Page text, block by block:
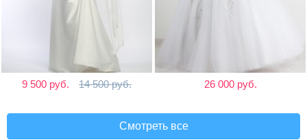
9 500 руб. 14 500 руб. 26 000 руб.
Смотреть все